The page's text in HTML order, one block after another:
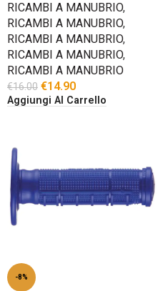
RICAMBI A MANUBRIO,
RICAMBI A MANUBRIO,
RICAMBI A MANUBRIO,
RICAMBI A MANUBRIO,
RICAMBI A MANUBRIO
€16.00 €14.90
Aggiungi Al Carrello
-8%